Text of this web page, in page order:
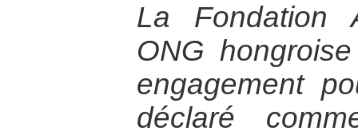
La Fondation
ONG
engagement
déclaré